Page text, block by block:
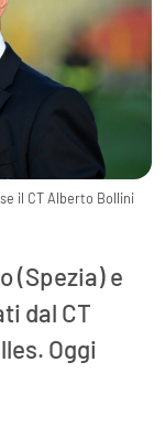
il CT Alberto Bollini
(Spezia) e
dal CT
Oggi